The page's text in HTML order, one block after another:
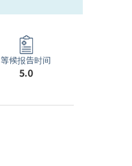
等候报告时间
5.0